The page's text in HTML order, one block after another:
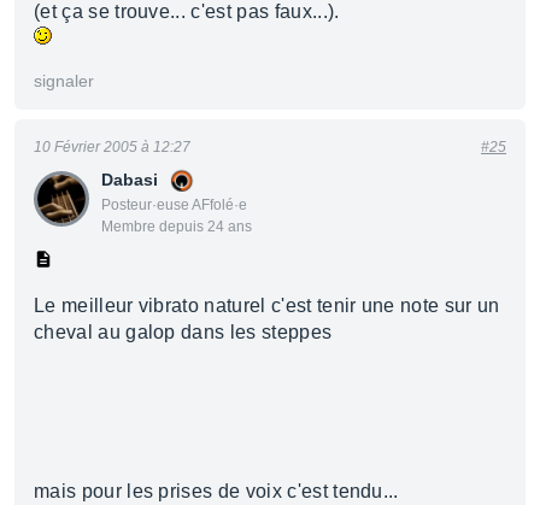
(et ça se trouve... c'est pas faux...).
signaler
Dabasi
Posteur·euse AFfolé·e
Membre depuis 24 ans
10 Février 2005 à 12:27 #25
Le meilleur vibrato naturel c'est tenir une note sur un
cheval au galop dans les steppes
mais pour les prises de voix c'est tendu...